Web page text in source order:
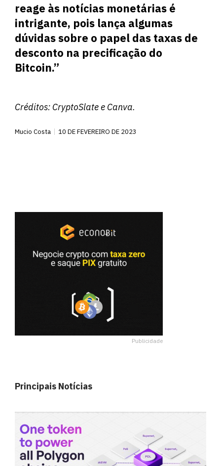
reage às notícias monetárias é
intrigante, pois lança algumas
dúvidas sobre o papel das taxas de
desconto na precificação do
Bitcoin.”
Créditos: CryptoSlatee Canva.
Mucio Costa 10 DE FEVEREIRO DE 2023
Publicidade
Principais Notícias